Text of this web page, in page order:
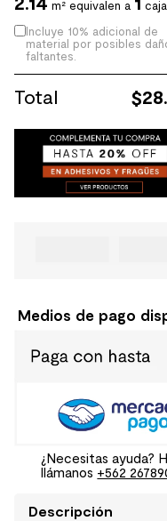
m² equivalen a
Incluye 10% adicional de
material por posibles
faltantes.
Total $
Medios de pago
¿Necesitas ayuda?
llámanos +562
Descripción